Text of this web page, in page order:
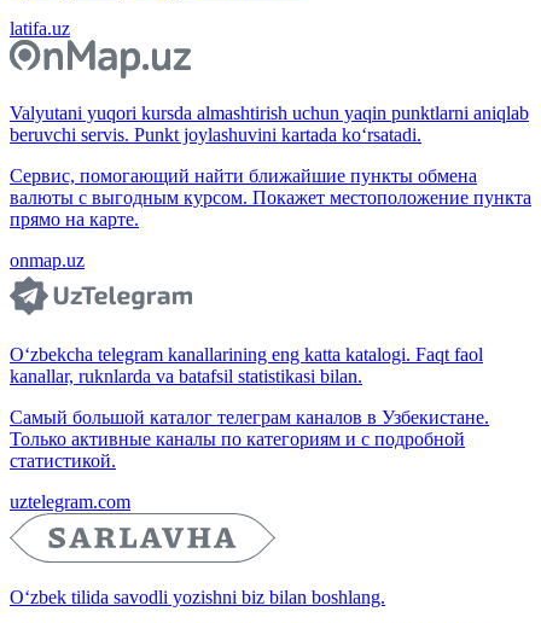
latifa.uz
Valyutani yuqori kursda almashtirish uchun yaqin punktlarni aniqlab
beruvchi servis. Punkt joylashuvini kartada ko‘rsatadi.
Сервис, помогающий найти ближайшие пункты обмена
валюты с выгодным курсом. Покажет местоположение пункта
прямо на карте.
onmap.uz
O‘zbekcha telegram kanallarining eng katta katalogi. Faqt faol
kanallar, ruknlarda va batafsil statistikasi bilan.
Самый большой каталог телеграм каналов в Узбекистане.
Только активные каналы по категориям и с подробной
статистикой.
uztelegram.com
O‘zbek tilida savodli yozishni biz bilan boshlang.